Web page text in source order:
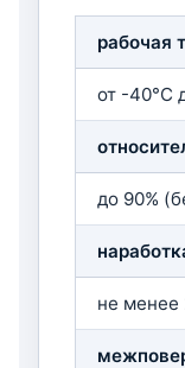
рабочая
от -40°C
до 90%
не менее